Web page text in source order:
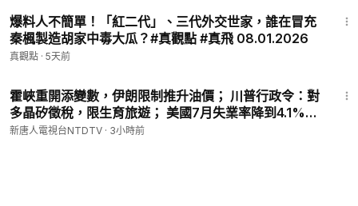
爆料人不簡單！「紅二代」、三代外交世家，誰在冒充
秦楓製造胡家中毒大瓜？#真觀點 #真飛 08.01.2026
真觀點 · 5天前
霍峽重開添變數，伊朗限制推升油價； 川普行政令：對
多晶矽徵稅，限生育旅遊； 美國7月失業率降到4.1%，
非農就業大減； 台灣漢光軍演，戰術轉向「縱深作戰」
新唐人電視台NTDTV · 3小時前